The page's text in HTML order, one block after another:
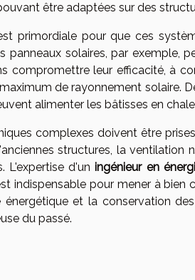
être adaptées sur des
primordiale pour que ces
panneaux solaires, par exemple,
compromettre leur efficacité, à
de rayonnement solaire.
alimenter les bâtisses en
complexes doivent être
structures, la ventilation
L'expertise d'un ingénieur en
indispensable pour mener à bien
et la conservation
du passé.